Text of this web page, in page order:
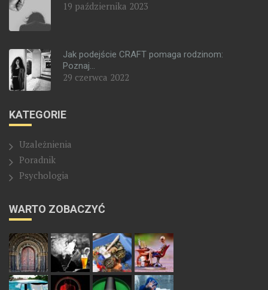
19 października 2023
Jak podejście CRAFT pomaga rodzinom:
Poznaj...
29 czerwca 2022
KATEGORIE
Uzależnienia
Poradnik
Psychologia
WARTO ZOBACZYĆ